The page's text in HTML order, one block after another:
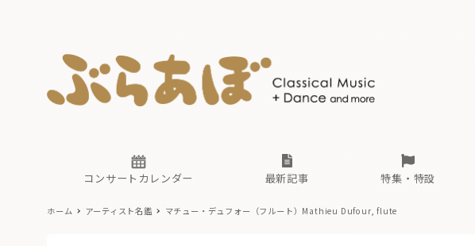
コンサートカレンダー 最新記事 特集・特設
古楽とその先と
無料ライブ配信スケジュール
あ か さ
ホーム アーティスト名鑑 マチュー・デュフォー（フルート）Mathieu Dufour, flute